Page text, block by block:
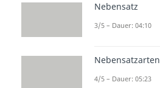
Nebensatz
3/5 – Dauer: 04:10
Nebensatzarten
4/5 – Dauer: 05:23